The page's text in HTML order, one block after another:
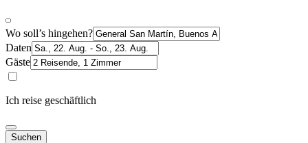
Wo soll’s hingehen?
Daten
Gäste
Ich reise geschäftlich
Suchen